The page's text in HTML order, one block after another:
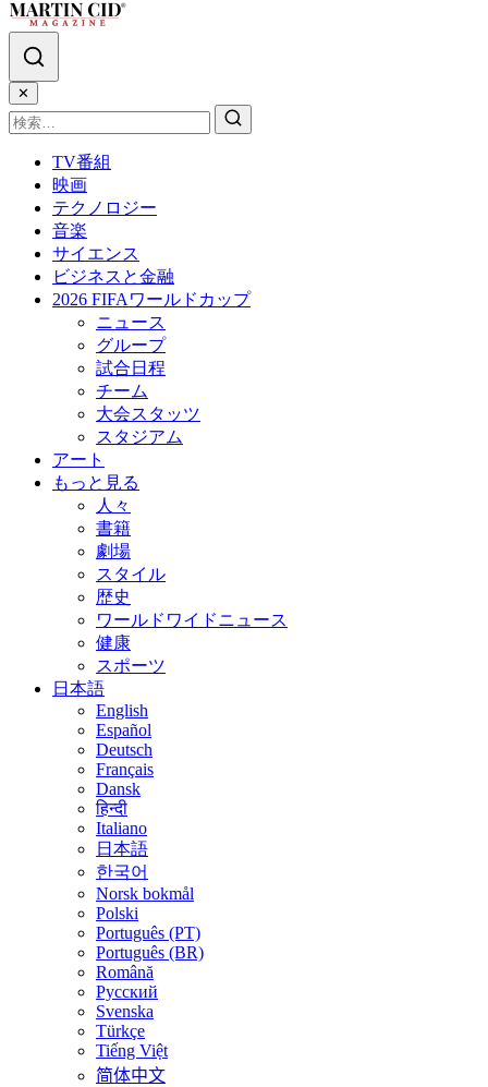
✕
TV番組
映画
テクノロジー
音楽
サイエンス
ビジネスと金融
2026 FIFAワールドカップ
ニュース
グループ
試合日程
チーム
大会スタッツ
スタジアム
アート
もっと見る
人々
書籍
劇場
スタイル
歴史
ワールドワイドニュース
健康
スポーツ
日本語
English
Español
Deutsch
Français
Dansk
हिन्दी
Italiano
日本語
한국어
Norsk bokmål
Polski
Português (PT)
Português (BR)
Română
Русский
Svenska
Türkçe
Tiếng Việt
简体中文